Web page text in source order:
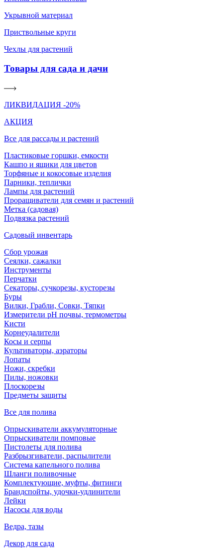
Укрывной материал
Приствольные круги
Чехлы для растений
Товары для сада и дачи
ЛИКВИДАЦИЯ -20%
АКЦИЯ
Все для рассады и растений
Пластиковые горшки, емкости
Кашпо и ящики для цветов
Торфяные и кокосовые изделия
Парники, теплички
Лампы для растений
Проращиватели для семян и растений
Метка (садовая)
Подвязка растений
Садовый инвентарь
Сбор урожая
Сеялки, сажалки
Инструменты
Перчатки
Секаторы, сучкорезы, кусторезы
Буры
Вилки, Грабли, Совки, Тяпки
Измерители pH почвы, термометры
Кисти
Корнеудалители
Косы и серпы
Культиваторы, аэраторы
Лопаты
Ножи, скребки
Пилы, ножовки
Плоскорезы
Предметы защиты
Все для полива
Опрыскиватели аккумуляторные
Опрыскиватели помповые
Пистолеты для полива
Разбрызгиватели, распылители
Система капельного полива
Шланги поливочные
Комплектующие, муфты, фитинги
Брандспойты, удочки-удлинители
Лейки
Насосы для воды
Ведра, тазы
Декор для сада